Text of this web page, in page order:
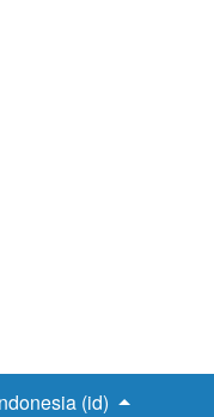
(id)